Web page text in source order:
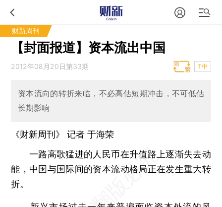
财新周刊
【封面报道】资本流出中国
2012年08月20日第33期 T中
资本流向的转折来临，不必高估短期冲击，不可低估
长期影响
《财新周刊》 记者于海荣
一路高歌猛进的人民币在升值路上逐渐失去动
能，中国与国际间的资本流动格局正在发生重大转
折。